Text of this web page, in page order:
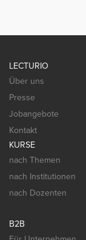
LECTURIO
Über uns
Presse
Jobangebote
Kontakt
KURSE
nach Themen
nach Institutionen
nach Dozenten
B2B